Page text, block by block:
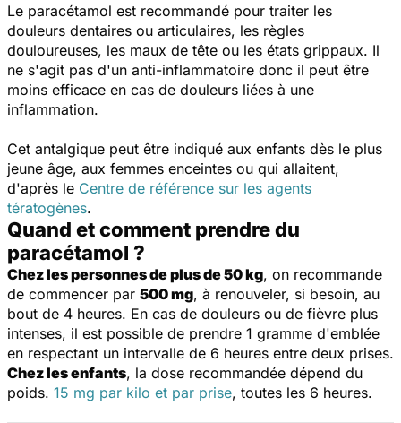
Le paracétamol est recommandé pour traiter les
douleurs dentaires ou articulaires, les règles
douloureuses, les maux de tête ou les états grippaux. Il
ne s'agit pas d'un anti-inflammatoire donc il peut être
moins efficace en cas de douleurs liées à une
inflammation.
Cet antalgique peut être indiqué aux enfants dès le plus
jeune âge, aux femmes enceintes ou qui allaitent,
d'après le Centre de référence sur les agents
tératogènes.
Quand et comment prendre du
paracétamol ?
Chez les personnes de plus de 50 kg, on recommande
de commencer par 500 mg, à renouveler, si besoin, au
bout de 4 heures. En cas de douleurs ou de fièvre plus
intenses, il est possible de prendre 1 gramme d'emblée
en respectant un intervalle de 6 heures entre deux prises.
Chez les enfants, la dose recommandée dépend du
poids. 15 mg par kilo et par prise, toutes les 6 heures.